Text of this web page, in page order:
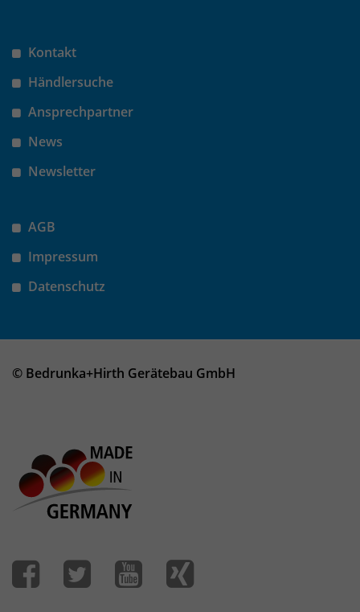
Kontakt
Händlersuche
Ansprechpartner
News
Newsletter
AGB
Impressum
Datenschutz
© Bedrunka+Hirth Gerätebau GmbH